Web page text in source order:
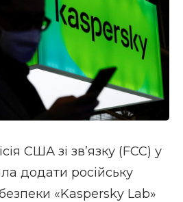
США зі зв’язку (FCC) у
додати російську
«Kaspersky Lab»